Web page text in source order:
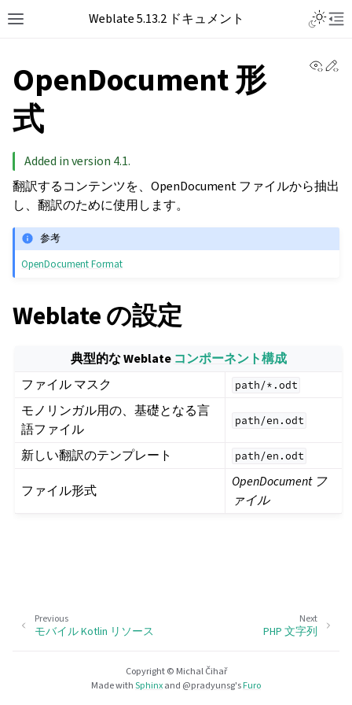
Toggle site navigation sidebar
Weblate 5.13.2 ドキュメント
OpenDocument 形
式
Added in version 4.1.
翻訳するコンテンツを、OpenDocument ファイルから抽出
し、翻訳のために使用します。
参考
OpenDocument Format
Weblate の設定
典型的な Weblate コンポーネント構成
ファイル マスク
path/*.odt
モノリンガル用の、基礎となる言
語ファイル
path/en.odt
新しい翻訳のテンプレート path/en.odt
ファイル形式
OpenDocument フ
ァイル
Next
PHP 文字列
Previous
モバイル Kotlin リソース
Copyright © Michal Čihař
Made withSphinxand @pradyunsg'sFuro